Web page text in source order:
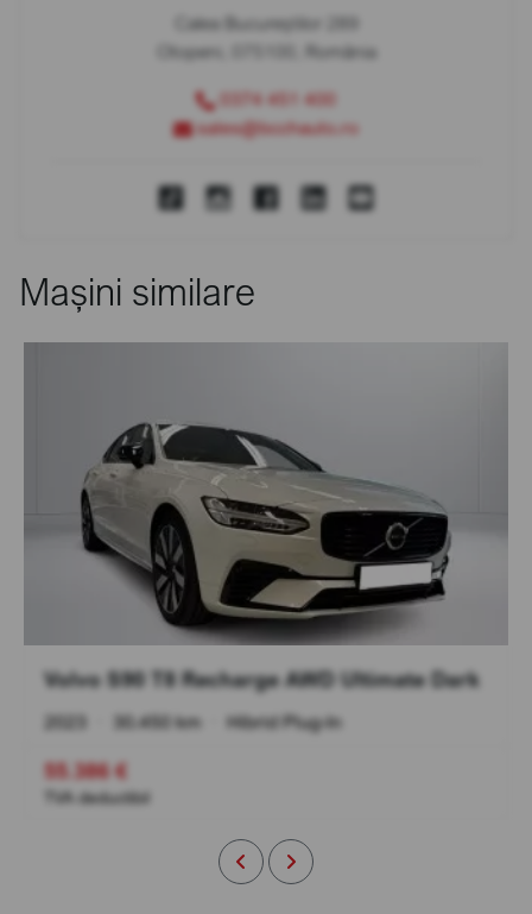
Calea Bucureștilor 289
Otopeni, 075100, România
0374 451 400
sales@bcchauto.ro
Mașini similare
Volvo S90 T8 Recharge AWD Ultimate Dark
2023 30.450 km Hibrid Plug-In
55.386 €
TVA deductibil